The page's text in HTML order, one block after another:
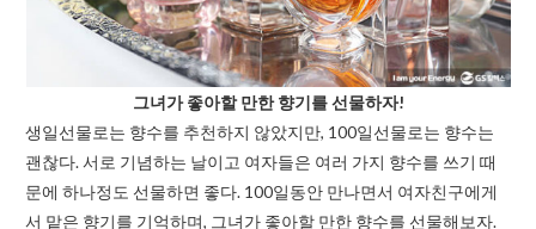
그녀가 좋아할 만한 향기를 선물하자!
생일선물로는 향수를 추천하지 않았지만, 100일선물로는 향수는
괜찮다. 서로 기념하는 날이고 여자들은 여러 가지 향수를 쓰기 때
문에 하나정도 선물하면 좋다. 100일동안 만나면서 여자친구에게
서 맡은 향기를 기억하며, 그녀가 좋아할 만한 향수를 선물해보자.